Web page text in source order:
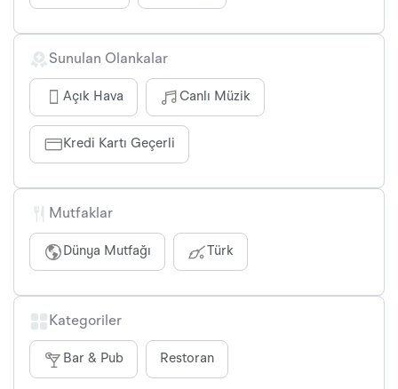
Sunulan Olankalar
Açık Hava Canlı Müzik
Kredi Kartı Geçerli
Mutfaklar
Dünya Mutfağı Türk
Kategoriler
Bar & Pub Restoran